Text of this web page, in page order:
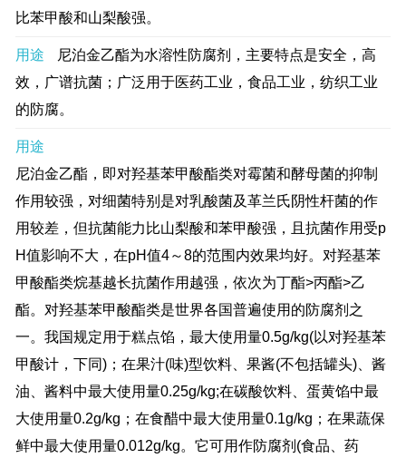
比苯甲酸和山梨酸强。
用途
尼泊金乙酯为水溶性防腐剂，主要特点是安全，高
效，广谱抗菌；广泛用于医药工业，食品工业，纺织工业
的防腐。
用途
尼泊金乙酯，即对羟基苯甲酸酯类对霉菌和酵母菌的抑制
作用较强，对细菌特别是对乳酸菌及革兰氏阴性杆菌的作
用较差，但抗菌能力比山梨酸和苯甲酸强，且抗菌作用受p
H值影响不大，在pH值4～8的范围内效果均好。对羟基苯
甲酸酯类烷基越长抗菌作用越强，依次为丁酯>丙酯>乙
酯。对羟基苯甲酸酯类是世界各国普遍使用的防腐剂之
一。我国规定用于糕点馅，最大使用量0.5g/kg(以对羟基苯
甲酸计，下同)；在果汁(味)型饮料、果酱(不包括罐头)、酱
油、酱料中最大使用量0.25g/kg;在碳酸饮料、蛋黄馅中最
大使用量0.2g/kg；在食醋中最大使用量0.1g/kg；在果蔬保
鲜中最大使用量0.012g/kg。它可用作防腐剂(食品、药